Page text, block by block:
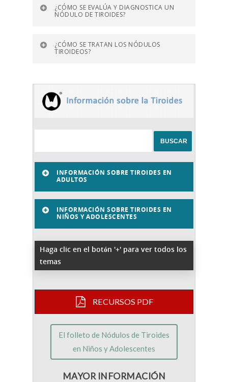
¿CÓMO SE EVALÚA Y DIAGNOSTICA UN
NÓDULO DE TIROIDES?
¿CÓMO SE TRATAN LOS NÓDULOS
TIROIDEOS?
INFORMACIÓN SOBRE TIROIDES EN
ADULTOS
INFORMACIÓN SOBRE TIROIDES EN
NIÑOS Y ADOLESCENTES
Haga clic en el botón '+' para ver todos los
temas
RECURSOS PDF
El folleto de Nódulos de Tiroides
en Niños y Adolescentes
MAYOR INFORMACIÓN